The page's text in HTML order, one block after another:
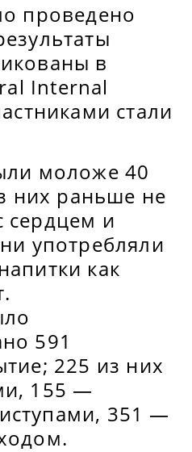
проведено
в
Internal
стали
моложе 40
них раньше не
сердцем и
употребляли
как
591
225 из них
155 —
351 —